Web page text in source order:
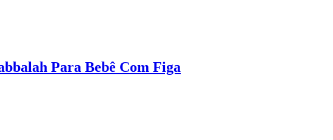
Para Bebê Com Figa